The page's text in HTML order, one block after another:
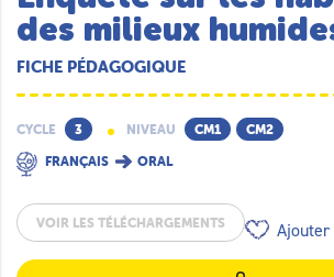
des milieux
FICHE PÉDAGOGIQUE
CYCLE 3 NIVEAU CM1
CM2
FRANÇAIS
ORAL
VOIR LES TÉLÉCHARGEMENTS